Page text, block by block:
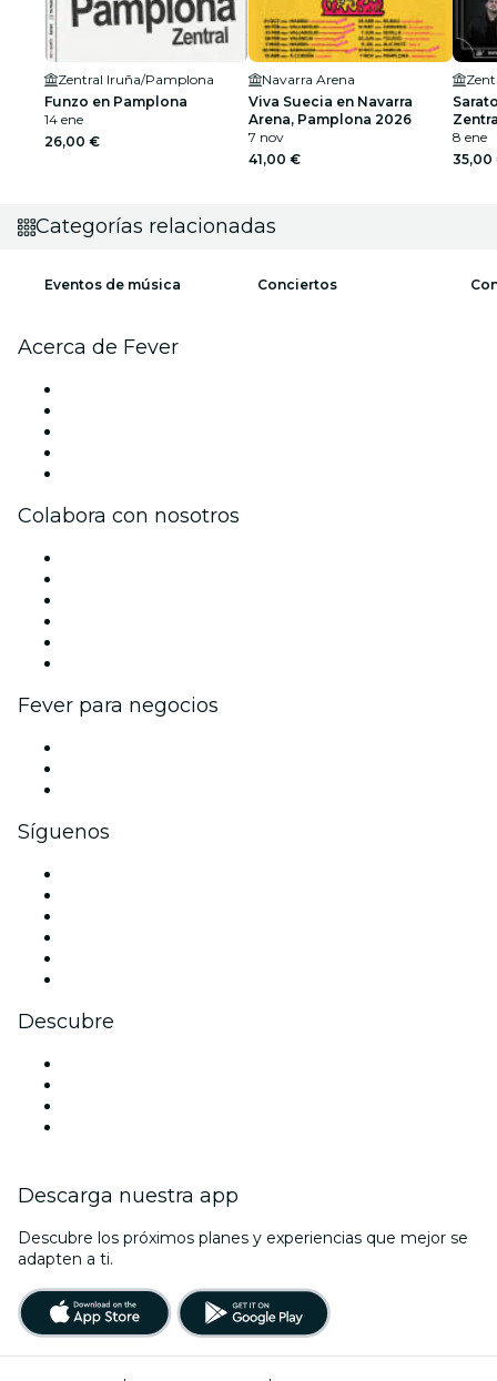
Zentral Iruña/Pamplona
Funzo en Pamplona
14 ene
26,00 €
Navarra Arena
Viva Suecia en Navarra
Arena, Pamplona 2026
7 nov
41,00 €
8 ene
35,00
Categorías relacionadas
Eventos de música Conciertos
Acerca de Fever
Colabora con nosotros
Fever para negocios
Síguenos
Descubre
Descarga nuestra app
Descubre los próximos planes y experiencias que mejor se
adapten a ti.